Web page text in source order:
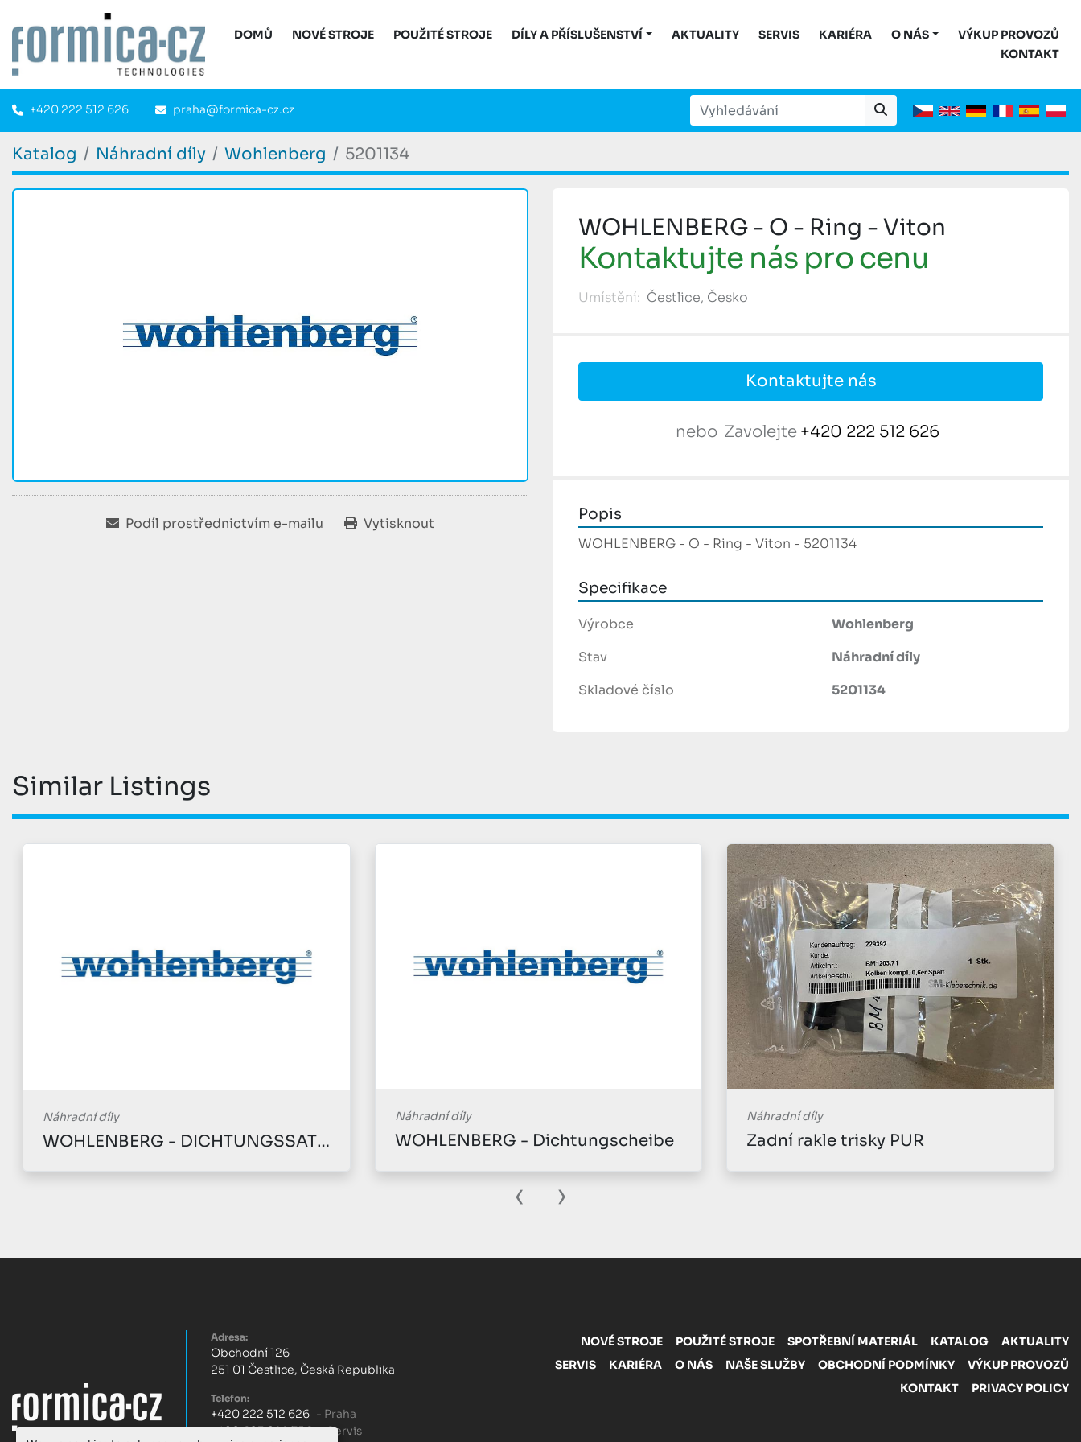
DOMŮ NOVÉ STROJE POUŽITÉ STROJE DÍLY A PŘÍSLUŠENSTVÍ AKTUALITY SERVIS KARIÉRA O NÁS
VÝKUP PROVOZŮ
KONTAKT
+420 222 512 626 praha@formica-cz.cz
Katalog Náhradní díly Wohlenberg 5201134
Podíl prostřednictvím e-mailu Vytisknout
WOHLENBERG - O - Ring - Viton
Kontaktujte nás pro cenu
Umístění: Čestlice, Česko
Kontaktujte nás
nebo Zavolejte +420 222 512 626
Popis
WOHLENBERG - O - Ring - Viton - 5201134
Specifikace
Výrobce
Wohlenberg
Stav
Náhradní díly
Skladové číslo
5201134
Similar Listings
Náhradní díly
WOHLENBERG - DICHTUNGSSATZ FUER FLAECHEN
Náhradní díly
WOHLENBERG - Dichtungscheibe
Náhradní díly
Zadní rakle trisky PUR
‹ ›
Adresa:
Obchodní 126
251 01 Čestlice, Česká Republika
Telefon:
+420 222 512 626 - Praha
+420 603 299 756 - Servis
NOVÉ STROJE POUŽITÉ STROJE SPOTŘEBNÍ MATERIÁL KATALOG
AKTUALITY
SERVIS
KARIÉRA O NÁS NAŠE SLUŽBY OBCHODNÍ PODMÍNKY
VÝKUP PROVOZŮ
KONTAKT
PRIVACY POLICY